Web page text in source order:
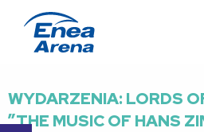
WYDARZENIA: LORDS
”THE MUSIC OF HANS